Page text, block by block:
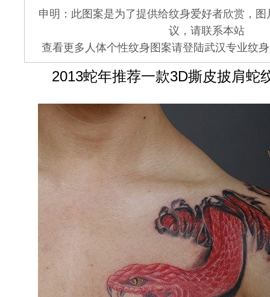
申明：此图案是为了提供给纹身爱好者欣赏，
议，请联系本站
查看更多人体个性纹身图案请登陆武汉专业纹
2013蛇年推荐一款3D撕皮披肩蛇